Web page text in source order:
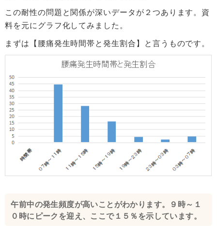
この耐性の問題と関係が深いデータが２つあります。資
料を元にグラフ化してみました。
まずは【腰痛発生時間帯と発生割合】と言うものです。
午前中の発生頻度が高いことがわかります。９時～１
０時にピークを迎え、ここで１５％を示しています。